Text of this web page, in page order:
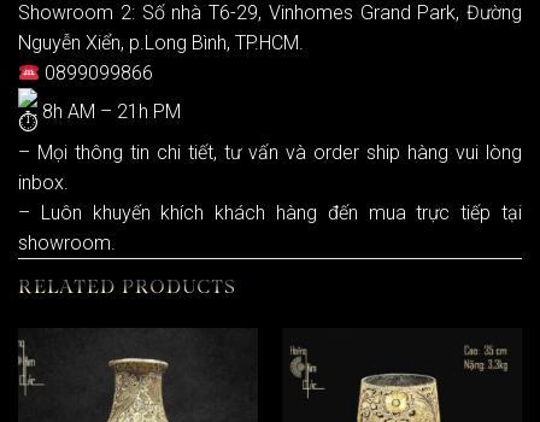
Showroom 2: Số nhà T6-29, Vinhomes Grand Park, Đường
Nguyễn Xiển, p.Long Bình, TP.HCM.
0899099866
8h AM – 21h PM
– Mọi thông tin chi tiết, tư vấn và order ship hàng vui lòng
inbox.
– Luôn khuyến khích khách hàng đến mua trực tiếp tại
showroom.
RELATED PRODUCTS